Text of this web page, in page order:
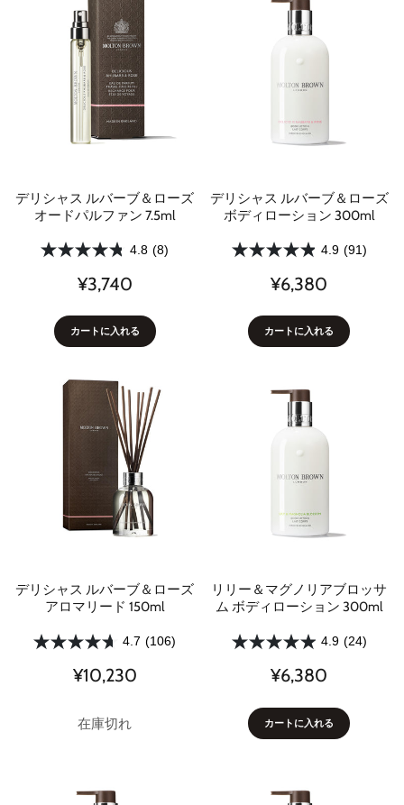
デリシャス ルバーブ＆ローズ
オードパルファン 7.5ml
4.8 (8)
¥3,740
カートに入れる
デリシャス ルバーブ＆ローズ
ボディローション 300ml
4.9 (91)
¥6,380
カートに入れる
デリシャス ルバーブ＆ローズ
アロマリード 150ml
4.7 (106)
¥10,230
在庫切れ
リリー＆マグノリアブロッサ
ム ボディローション 300ml
4.9 (24)
¥6,380
カートに入れる